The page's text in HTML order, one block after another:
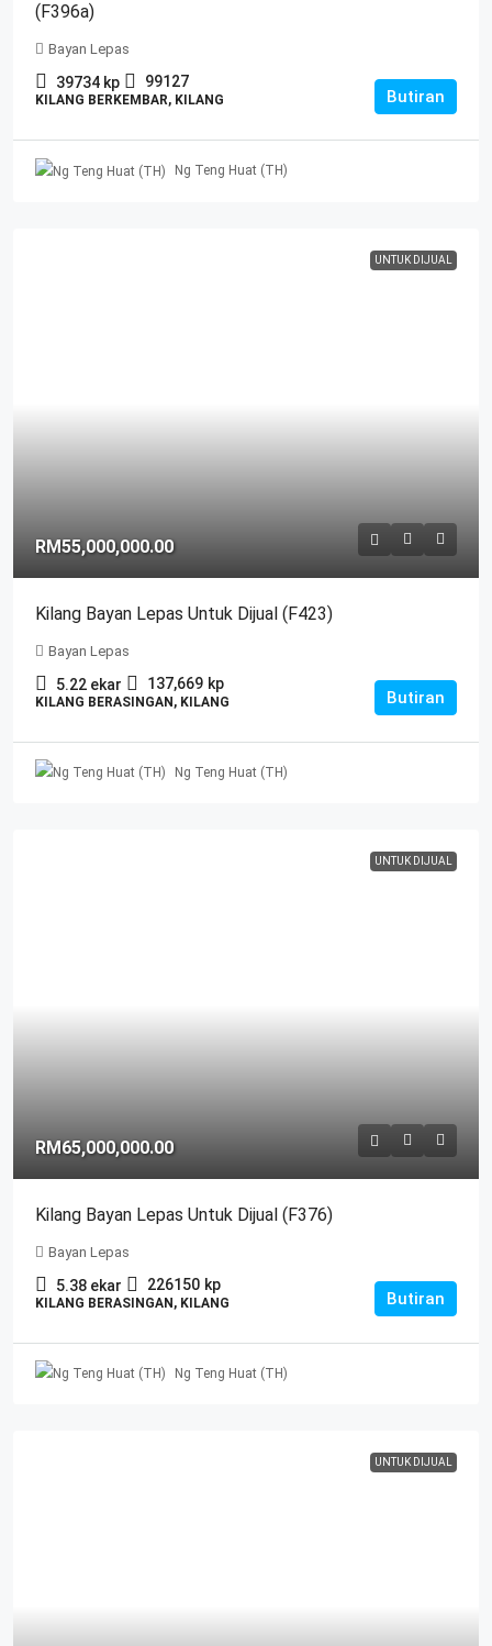
(F396a)
Bayan Lepas
39734 kp 99127
KILANG BERKEMBAR, KILANG Butiran
Ng Teng Huat (TH)
UNTUK DIJUAL
RM55,000,000.00
Kilang Bayan Lepas Untuk Dijual (F423)
Bayan Lepas
5.22 ekar 137,669 kp
KILANG BERASINGAN, KILANG Butiran
Ng Teng Huat (TH)
UNTUK DIJUAL
RM65,000,000.00
Kilang Bayan Lepas Untuk Dijual (F376)
Bayan Lepas
5.38 ekar 226150 kp
KILANG BERASINGAN, KILANG Butiran
Ng Teng Huat (TH)
UNTUK DIJUAL